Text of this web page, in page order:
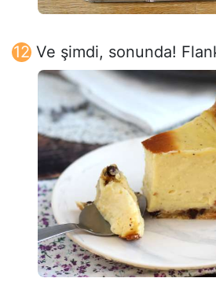
Ve şimdi, sonunda!